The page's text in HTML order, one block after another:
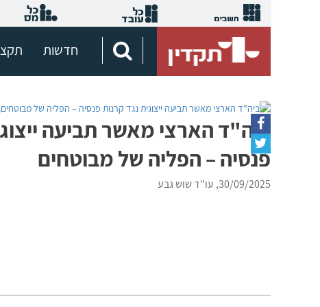
חדשות
ביה"ד הארצי מאשר תביעה
פנסיה – הפליה של מבוטחים
30/09/2025, עו"ד שוש גבע